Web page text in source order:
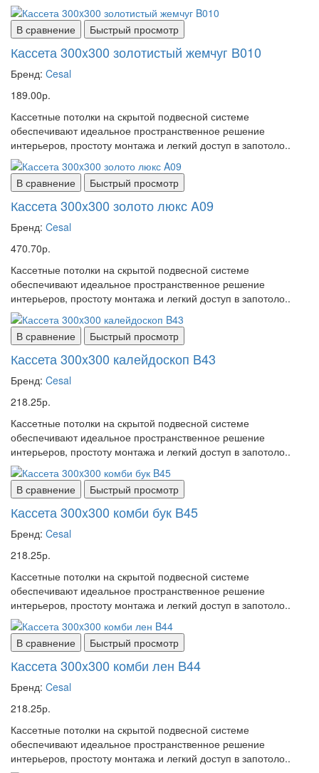
В сравнение Быстрый просмотр
Кассета 300x300 золотистый жемчуг B010
Бренд: Cesal
189.00р.
Кассетные потолки на скрытой подвесной системе
обеспечивают идеальное пространственное решение
интерьеров, простоту монтажа и легкий доступ в запотоло..
В сравнение Быстрый просмотр
Кассета 300x300 золото люкс A09
Бренд: Cesal
470.70р.
Кассетные потолки на скрытой подвесной системе
обеспечивают идеальное пространственное решение
интерьеров, простоту монтажа и легкий доступ в запотоло..
В сравнение Быстрый просмотр
Кассета 300x300 калейдоскоп B43
Бренд: Cesal
218.25р.
Кассетные потолки на скрытой подвесной системе
обеспечивают идеальное пространственное решение
интерьеров, простоту монтажа и легкий доступ в запотоло..
В сравнение Быстрый просмотр
Кассета 300x300 комби бук B45
Бренд: Cesal
218.25р.
Кассетные потолки на скрытой подвесной системе
обеспечивают идеальное пространственное решение
интерьеров, простоту монтажа и легкий доступ в запотоло..
В сравнение Быстрый просмотр
Кассета 300x300 комби лен B44
Бренд: Cesal
218.25р.
Кассетные потолки на скрытой подвесной системе
обеспечивают идеальное пространственное решение
интерьеров, простоту монтажа и легкий доступ в запотоло..